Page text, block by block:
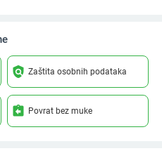
policy Zaštita osobnih podataka
assignment_return Povrat bez muke